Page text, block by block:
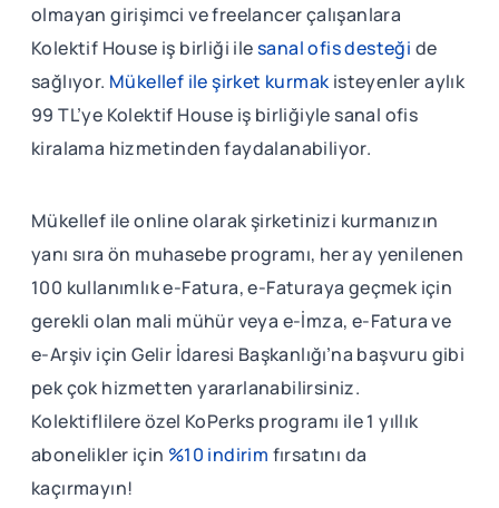
olmayan girişimci ve freelancer çalışanlara
Kolektif House iş birliği ilesanal ofis desteği de
sağlıyor. Mükellef ile şirket kurmakisteyenler aylık
99 TL’ye Kolektif House iş birliğiyle sanal ofis
kiralama hizmetinden faydalanabiliyor.
Mükellef ile online olarak şirketinizi kurmanızın
yanı sıra ön muhasebe programı, her ay yenilenen
100 kullanımlık e-Fatura, e-Faturaya geçmek için
gerekli olan mali mühür veya e-İmza, e-Fatura ve
e-Arşiv için Gelir İdaresi Başkanlığı’na başvuru gibi
pek çok hizmetten yararlanabilirsiniz.
Kolektiflilere özel KoPerks programı ile 1 yıllık
abonelikler için %10 indirim fırsatını da
kaçırmayın!